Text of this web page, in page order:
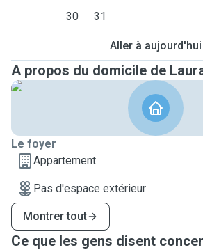
30 31
Aller à aujourd'hui
A propos du domicile de
Le foyer
Appartement
Pas d'espace extérieur
Montrer tout
Ce que les gens disent